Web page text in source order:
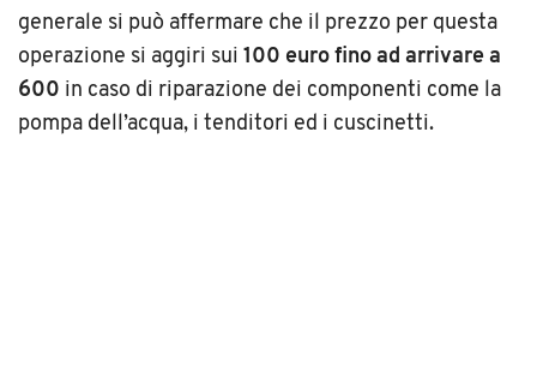
generale si può affermare che il prezzo per questa
operazione si aggiri sui 100 euro fino ad arrivare a
600 in caso di riparazione dei componenti come la
pompa dell’acqua, i tenditori ed i cuscinetti.